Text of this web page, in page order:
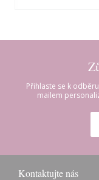
Přihlaste se k
mailem
Kontaktujte nás